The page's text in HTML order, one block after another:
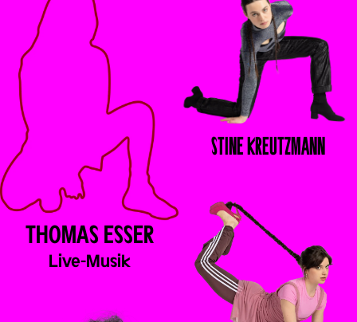
THOMAS ESSER
Live-Musik
STINEKREUTZMANN